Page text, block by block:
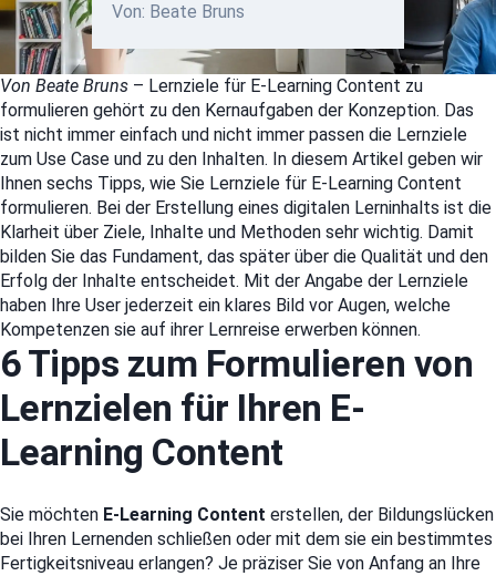
Von: Beate Bruns
Von Beate Bruns – Lernziele für E-Learning Content zu
formulieren gehört zu den Kernaufgaben der Konzeption. Das
ist nicht immer einfach und nicht immer passen die Lernziele
zum Use Case und zu den Inhalten. In diesem Artikel geben wir
Ihnen sechs Tipps, wie Sie Lernziele für E-Learning Content
formulieren. Bei der Erstellung eines digitalen Lerninhalts ist die
Klarheit über Ziele, Inhalte und Methoden sehr wichtig. Damit
bilden Sie das Fundament, das später über die Qualität und den
Erfolg der Inhalte entscheidet. Mit der Angabe der Lernziele
haben Ihre User jederzeit ein klares Bild vor Augen, welche
Kompetenzen sie auf ihrer Lernreise erwerben können.
6 Tipps zum Formulieren von
Lernzielen für Ihren E-
Learning Content
Sie möchten E-Learning Content erstellen, der Bildungslücken
bei Ihren Lernenden schließen oder mit dem sie ein bestimmtes
Fertigkeitsniveau erlangen? Je präziser Sie von Anfang an Ihre